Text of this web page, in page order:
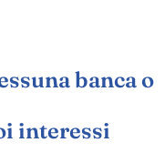
banca o
interessi